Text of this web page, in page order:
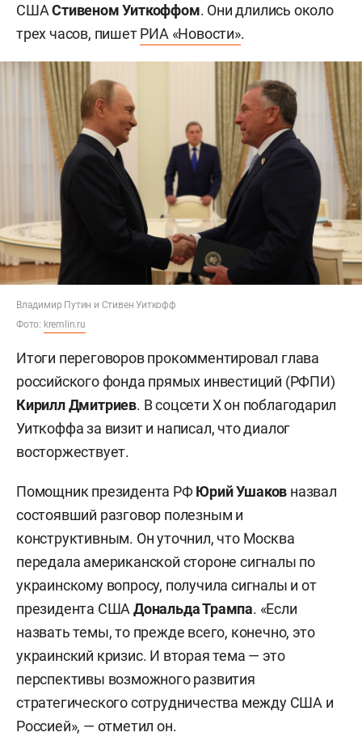
СШАСтивеном Уиткоффом. Они длились около
трех часов, пишетРИА «Новости».
Владимир Путин и Стивен Уиткофф
Фото: kremlin.ru
Итоги переговоров прокомментировал глава
российского фонда прямых инвестиций (РФПИ)
Кирилл Дмитриев. В соцсети X он поблагодарил
Уиткоффа за визит и написал, что диалог
восторжествует.
Помощник президента РФЮрий Ушаков назвал
состоявший разговор полезным и
конструктивным. Он уточнил, что Москва
передала американской стороне сигналы по
украинскому вопросу, получила сигналы и от
президента СШАДональда Трампа. «Если
назвать темы, то прежде всего, конечно, это
украинский кризис. И вторая тема — это
перспективы возможного развития
стратегического сотрудничества между США и
Россией», — отметил он.